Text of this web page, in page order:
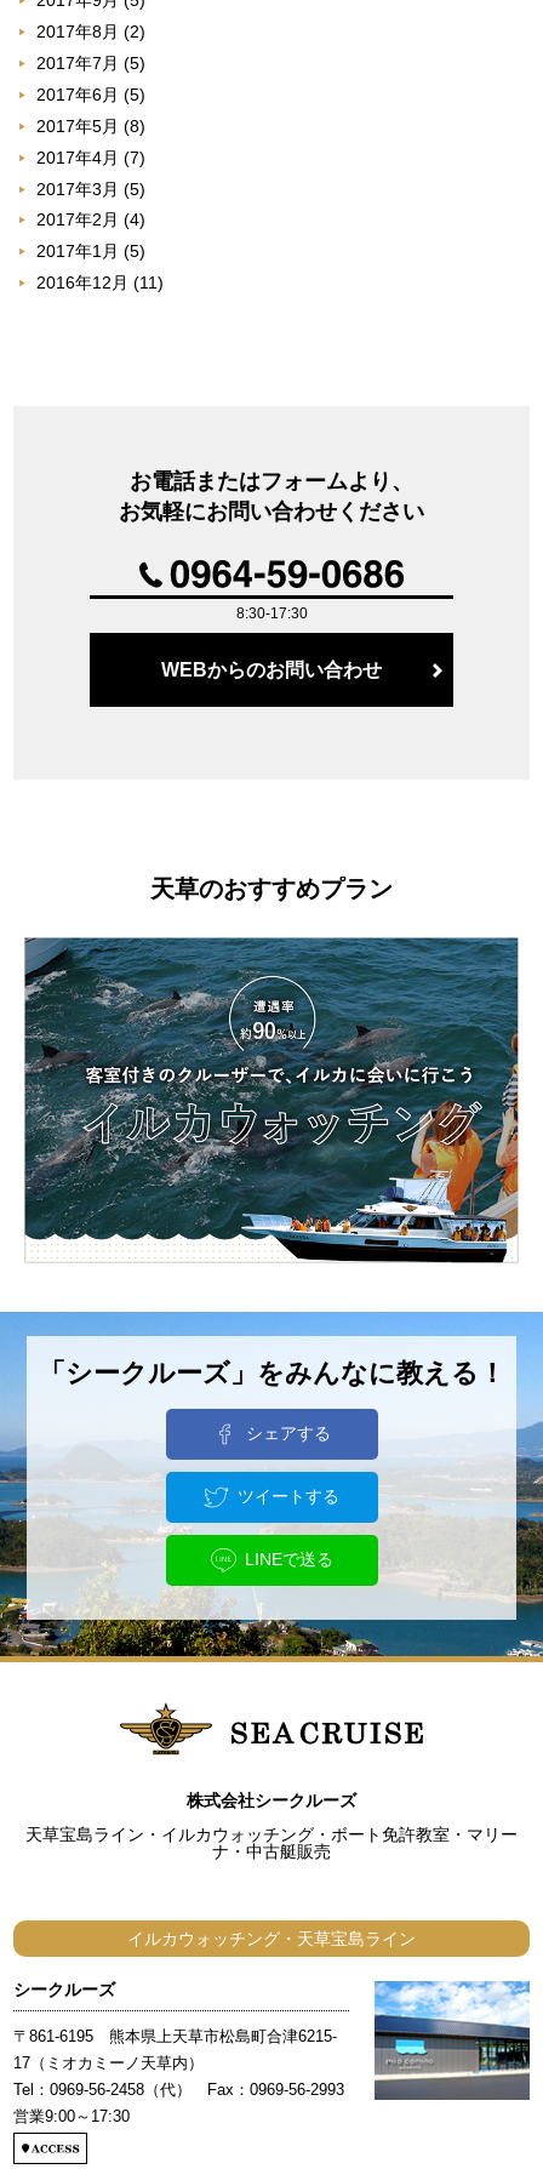
2017年8月 (2)
2017年7月 (5)
2017年6月 (5)
2017年5月 (8)
2017年4月 (7)
2017年3月 (5)
2017年2月 (4)
2017年1月 (5)
2016年12月 (11)
お電話またはフォームより、
お気軽にお問い合わせください
8:30-17:30
WEBからのお問い合わせ
天草のおすすめプラン
「シークルーズ」をみんなに教える！
シェアする
ツイートする
LINEで送る
株式会社シークルーズ
天草宝島ライン・イルカウォッチング・ボート免許教室・マリー
ナ・中古艇販売
イルカウォッチング・天草宝島ライン
シークルーズ
〒861-6195 熊本県上天草市松島町合津6215-
17（ミオカミーノ天草内）
Tel：0969-56-2458（代） Fax：0969-56-2993
営業9:00～17:30